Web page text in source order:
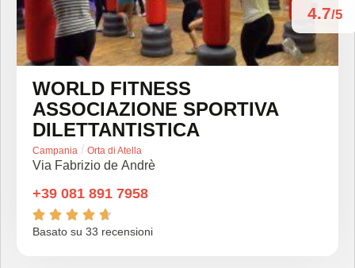
4.7/5
WORLD FITNESS
ASSOCIAZIONE SPORTIVA
DILETTANTISTICA
Campania / Orta di Atella
Via Fabrizio de Andrè
+39 081 891 7958
    
Basato su 33 recensioni